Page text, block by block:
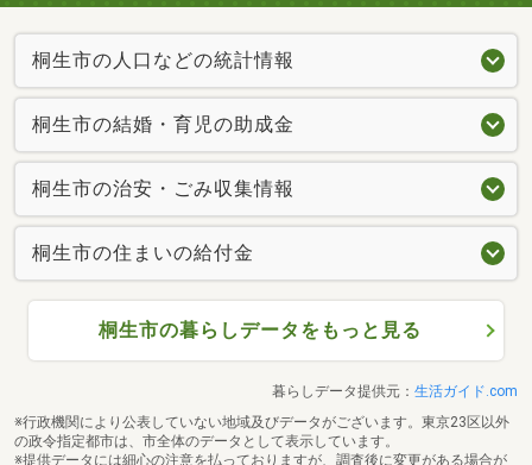
桐生市の人口などの統計情報
桐生市の結婚・育児の助成金
桐生市の治安・ごみ収集情報
桐生市の住まいの給付金
桐生市の暮らしデータをもっと見る
暮らしデータ提供元： 生活ガイド.com
※行政機関により公表していない地域及びデータがございます。東京23区以外
の政令指定都市は、市全体のデータとして表示しています。
※提供データには細心の注意を払っておりますが、調査後に変更がある場合が